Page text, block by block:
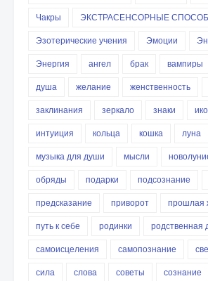
Чакры
ЭКСТРАСЕНСОРНЫЕ
Эзотерические учения
Эмоции
Энергия
ангел брак вампиры
душа
желание женственность
заклинания
зеркало знаки
интуиция
кольца кошка
луна
музыка для души
мысли
обряды
подарки подсознание
предсказание
приворот
прошлая
путь к себе
родинки
родственная
самоисцеления
самопознание
сила
слова советы сознание